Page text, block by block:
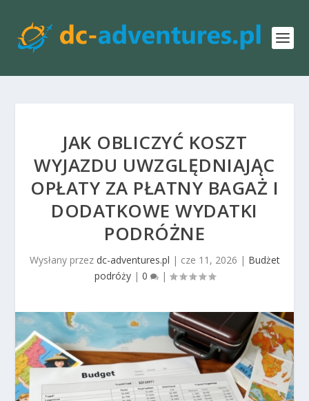
JAK OBLICZYĆ KOSZT
WYJAZDU UWZGLĘDNIAJĄC
OPŁATY ZA PŁATNY BAGAŻ I
DODATKOWE WYDATKI
PODRÓŻNE
Wysłany przez dc-adventures.pl | cze 11, 2026 | Budżet
podróży| 0 |